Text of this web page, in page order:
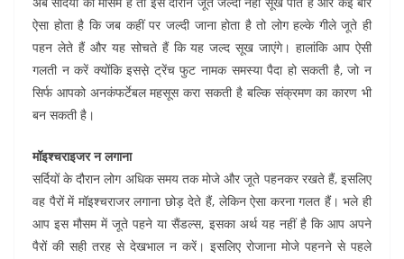
ऐसा होता है कि जब कहीं पर जल्दी जाना होता है तो लोग हल्के गीले जूते ही
पहन लेते हैं और यह सोचते हैं कि यह जल्द सूख जाएंगे। हालांकि आप ऐसी
गलती न करें क्योंकि इसस़े ट्रेंच फुट नामक समस्या पैदा हो सकती है, जो न
सिर्फ आपको अनकंफर्टेबल महसूस करा सकती है बल्कि संक्रमण का कारण भी
बन सकती है।
मॉइश्चराइजर न लगाना
सर्दियों के दौरान लोग अधिक समय तक मोजे और जूते पहनकर रखते हैं, इसलिए
वह पैरों में मॉइश्चराजर लगाना छोड़ देते हैं, लेकिन ऐसा करना गलत हैं। भले ही
आप इस मौसम में जूते पहने या सैंडल्स, इसका अर्थ यह नहीं है कि आप अपने
पैरों की सही तरह से देखभाल न करें। इसलिए रोजाना मोजे पहनने से पहले